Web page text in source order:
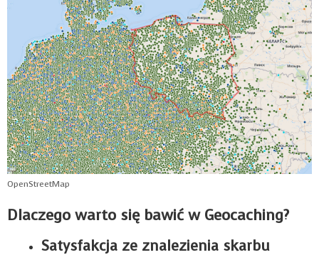
OpenStreetMap
Dlaczego warto się bawić w Geocaching?
Satysfakcja ze znalezienia skarbu